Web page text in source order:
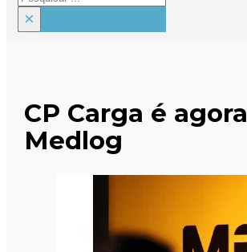
×
CP Carga é agora
Medlog